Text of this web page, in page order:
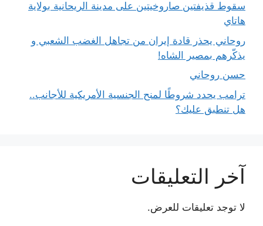
سقوط قذيفتين صاروخيتين على مدينة الريحانية بولاية
هاتاي
روحاني يحذر قادة إيران من تجاهل الغضب الشعبي و
يذكّرهم بمصير الشاه!
حسن روحاني
ترامب يحدد شروطًا لمنح الجنسية الأمريكية للأجانب..
هل تنطبق عليك؟
آخر التعليقات
لا توجد تعليقات للعرض.